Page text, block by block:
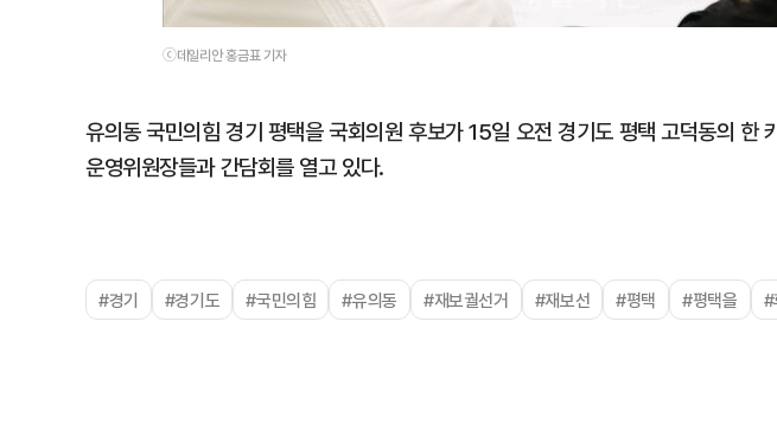
ⓒ데일리안 홍금표 기자
유의동 국민의힘 경기 평택을 국회의원 후보가 15일 오전 경기도 평택 고덕동의 한
운영위원장들과 간담회를 열고 있다.
#경기 #경기도 #국민의힘 #유의동 #재보궐선거 #재보선 #평택 #평택을 #